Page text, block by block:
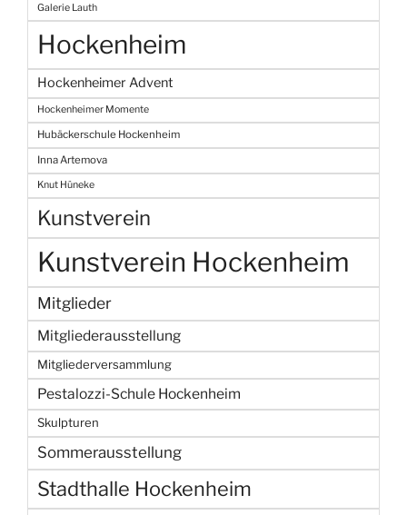
Galerie Lauth
Hockenheim
Hockenheimer Advent
Hockenheimer Momente
Hubäckerschule Hockenheim
Inna Artemova
Knut Hüneke
Kunstverein
Kunstverein Hockenheim
Mitglieder
Mitgliederausstellung
Mitgliederversammlung
Pestalozzi-Schule Hockenheim
Skulpturen
Sommerausstellung
Stadthalle Hockenheim